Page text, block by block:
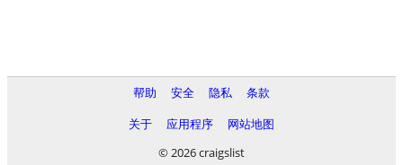
帮助 安全 隐私
条款
关于
应用程序
网站地图
© 2026 craigslist